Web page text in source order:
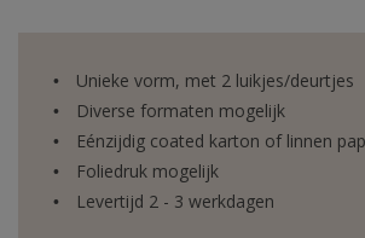
Unieke vorm, met 2 luikjes/deurtjes
Diverse formaten mogelijk
Eénzijdig coated karton of linnen
Foliedruk mogelijk
Levertijd 2 - 3 werkdagen